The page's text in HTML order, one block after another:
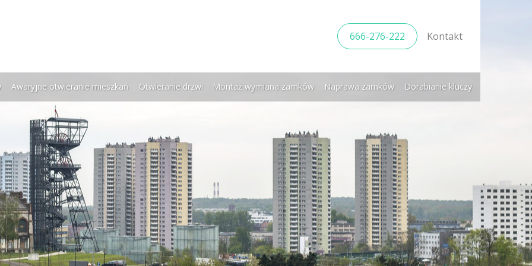
666-276-222 Kontakt
Awaryjne otwieranie mieszkań Otwieranie drzwi Montaż wymiana zamków Naprawa zamków Dorabianie kluczy